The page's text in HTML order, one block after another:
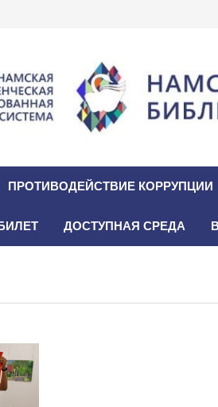
ПРОТИВОДЕЙСТВИЕ КОРРУПЦИИ
ДОСТУПНАЯ СРЕДА